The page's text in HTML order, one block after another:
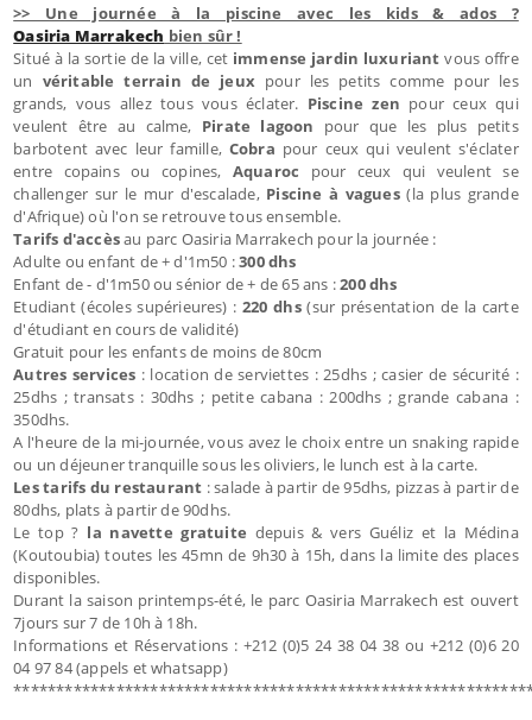
>> Une journée à la piscine avec les kids & ados ?
Oasiria Marrakech bien sûr !
Situé à la sortie de la ville, cet immense jardin luxuriantvous offre
un véritable terrain de jeuxpour les petits comme pour les
grands, vous allez tous vous éclater. Piscine zen pour ceux qui
veulent être au calme, Pirate lagoon pour que les plus petits
barbotent avec leur famille, Cobra pour ceux qui veulent s'éclater
entre copains ou copines, Aquaroc pour ceux qui veulent se
challenger sur le mur d'escalade, Piscine à vagues(la plus grande
d'Afrique) où l'on se retrouve tous ensemble.
Tarifs d'accèsau parc Oasiria Marrakech pour la journée :
Adulte ou enfant de + d'1m50 :300 dhs
Enfant de - d'1m50 ou sénior de + de 65 ans :200 dhs
Etudiant (écoles supérieures) :220 dhs(sur présentation de la carte
d'étudiant en cours de validité)
Gratuit pour les enfants de moins de 80cm
Autres services : location de serviettes : 25dhs ; casier de sécurité :
25dhs ; transats : 30dhs ; petite cabana : 200dhs ; grande cabana :
350dhs.
A l'heure de la mi-journée, vous avez le choix entre un snaking rapide
ou un déjeuner tranquille sous les oliviers, le lunch est à la carte.
Les tarifs du restaurant : salade à partir de 95dhs, pizzas à partir de
80dhs, plats à partir de 90dhs.
Le top ? la navette gratuite depuis & vers Guéliz et la Médina
(Koutoubia) toutes les 45mn de 9h30 à 15h, dans la limite des places
disponibles.
Durant la saison printemps-été, le parc Oasiria Marrakech est ouvert
7jours sur 7 de 10h à 18h.
Informations et Réservations : +212 (0)5 24 38 04 38 ou +212 (0)6 20
04 97 84 (appels et whatsapp)